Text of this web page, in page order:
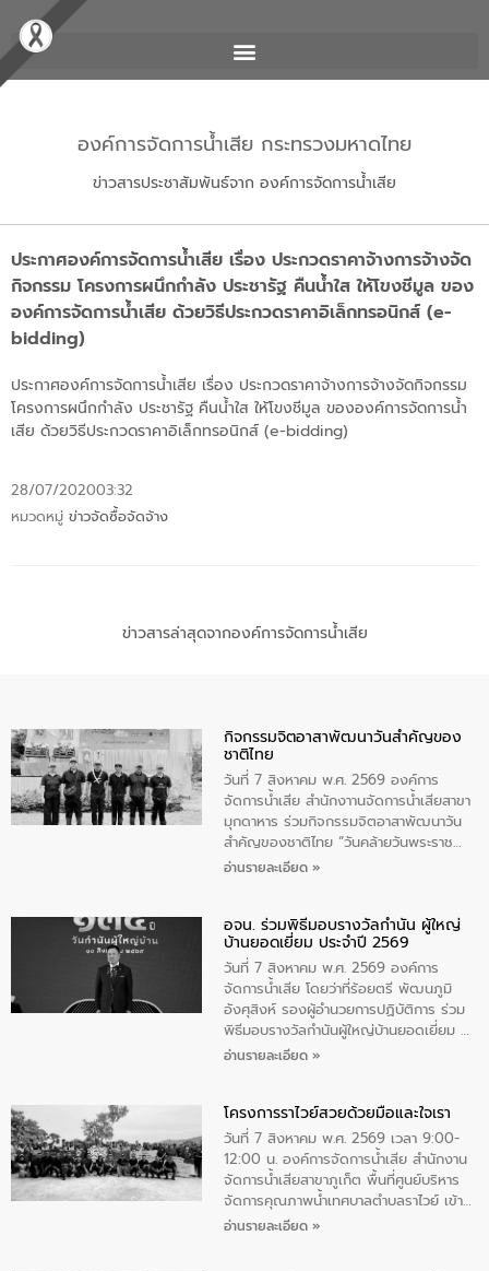
องค์การจัดการน้ำเสีย กระทรวงมหาดไทย
ข่าวสารประชาสัมพันธ์จาก องค์การจัดการน้ำเสีย
ประกาศองค์การจัดการน้ำเสีย เรื่อง ประกวดราคาจ้างการจ้างจัด
กิจกรรม โครงการผนึกกำลัง ประชารัฐ คืนน้ำใส ให้โขงชีมูล ของ
องค์การจัดการน้ำเสีย ด้วยวิธีประกวดราคาอิเล็กทรอนิกส์ (e-
bidding)
ประกาศองค์การจัดการน้ำเสีย เรื่อง ประกวดราคาจ้างการจ้างจัดกิจกรรม
โครงการผนึกกำลัง ประชารัฐ คืนน้ำใส ให้โขงชีมูล ขององค์การจัดการน้ำ
เสีย ด้วยวิธีประกวดราคาอิเล็กทรอนิกส์ (e-bidding)
28/07/202003:32
หมวดหมู่ ข่าวจัดซื้อจัดจ้าง
ข่าวสารล่าสุดจากองค์การจัดการน้ำเสีย
กิจกรรมจิตอาสาพัฒนาวันสําคัญของ
ชาติไทย
วันที่ 7 สิงหาคม พ.ศ. 2569 องค์การ
จัดการน้ำเสีย สำนักงาานจัดการน้ำเสียสาขา
มุกดาหาร ร่วมกิจกรรมจิตอาสาพัฒนาวัน
สําคัญของชาติไทย “วันคล้ายวันพระราช
สมภพ สมเด็จพระนางเจ้าสิริกิติ์พระบรม
ทิพย์คำ รองผู้ว่าราชการจังหวัดมุกดาหาร
เป็นประธานในพิธี ณ เรือนจําชั่วคราวนาโสก
ตําบลนาโสก อําเภอเมืองมุกดาหาร จังหวัด
มุกดาหาร โดยในกิจกรรมได้ร่วมปลูกป่า และ
ทําความสะอาดภายในบริเวณ จัดกิจกรรม
เพื่อถวายเป็นพระราชกุศล สมเด็จพระนาง
เจ้าสิริกิติ์พระบรมราชินีนาถ พระบรมราช
อ่านรายละเอียด »
อจน. ร่วมพิธีมอบรางวัลกำนัน ผู้ใหญ่
บ้านยอดเยี่ยม ประจำปี 2569
วันที่ 7 สิงหาคม พ.ศ. 2569 องค์การ
จัดการน้ำเสีย โดยว่าที่ร้อยตรี พัฒนภูมิ
อังศุสิงห์ รองผู้อำนวยการปฏิบัติการ ร่วม
พิธีมอบรางวัลกำนันผู้ใหญ่บ้านยอดเยี่ยม ณ
ทำเนียบรัฐบาล โดยมีนายอนุทิน ชาญวีรกูล
ทองคำและประกาศเกียรติคุณให้แก่ กำนัน
ผู้ใหญ่บ้านยอดเยี่ยม พร้อมกล่าวชื่นชม ให้
โอวาท และมอบนโยบาย
อ่านรายละเอียด »
โครงการราไวย์สวยด้วยมือและใจเรา
วันที่ 7 สิงหาคม พ.ศ. 2569 เวลา 9:00-
12:00 น. องค์การจัดการน้ำเสีย สำนักงาน
จัดการน้ำเสียสาขาภูเก็ต พื้นที่ศูนย์บริหาร
จัดการคุณภาพน้ำเทศบาลตำบลราไวย์ เข้า
ร่วมโครงการราไวย์สวยด้วยมือและใจเรา
อ่านรายละเอียด »